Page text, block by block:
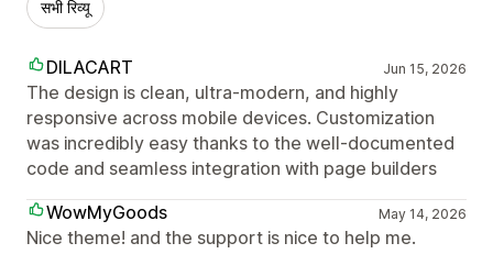
सभी रिव्यू
DILACART Jun 15, 2026
The design is clean, ultra-modern, and highly
responsive across mobile devices. Customization
was incredibly easy thanks to the well-documented
code and seamless integration with page builders
WowMyGoods
May 14, 2026
Nice theme! and the support is nice to help me.